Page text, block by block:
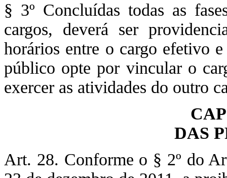
§ 3º Concluídas todas as
cargos, deverá ser
horários entre o cargo efetivo
público opte por vincular o
exercer as atividades do outro
DAS
Art. 28. Conforme o § 2º do